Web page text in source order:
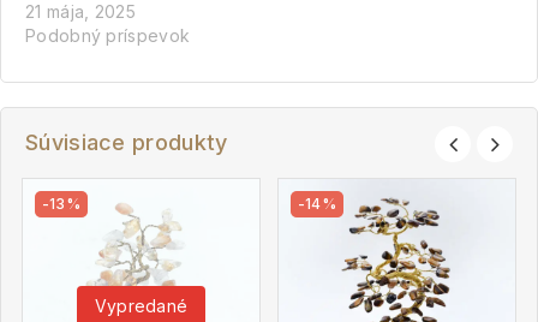
21 mája, 2025
Podobný príspevok
Súvisiace produkty
Vypredané
-13% -14%